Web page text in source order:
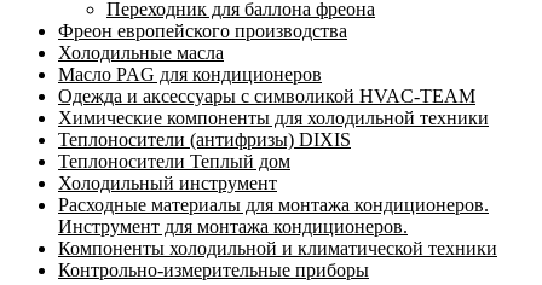
Переходник для баллона фреона
Фреон европейского производства
Холодильные масла
Масло PAG для кондиционеров
Одежда и аксессуары с символикой HVAC-TEAM
Химические компоненты для холодильной техники
Теплоносители (антифризы) DIXIS
Теплоносители Теплый дом
Холодильный инструмент
Расходные материалы для монтажа кондиционеров.
Инструмент для монтажа кондиционеров.
Компоненты холодильной и климатической техники
Контрольно-измерительные приборы